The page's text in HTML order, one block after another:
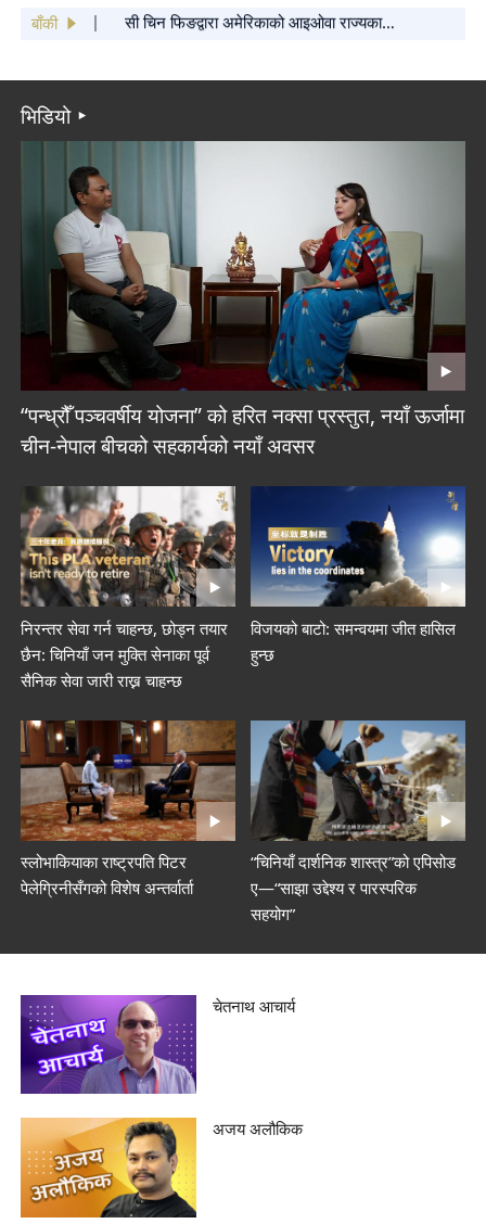
बाँकी
सार्वजनिक
सी चिन फिङद्वारा अमेरिकाको आइओवा राज्यका
क्षेत्रमा पठाइएका पहिलो खेपको राहत सामग्री पुग्यो
भिडियो
“पन्ध्रौँ पञ्चवर्षीय योजना” को हरित नक्सा प्रस्तुत, नयाँ ऊर्जामा
चीन-नेपाल बीचको सहकार्यको नयाँ अवसर
निरन्तर सेवा गर्न चाहन्छ, छोड्न तयार
छैन: चिनियाँ जन मुक्ति सेनाका पूर्व
सैनिक सेवा जारी राख्न चाहन्छ
विजयको बाटो: समन्वयमा जीत हासिल
हुन्छ
स्लोभाकियाका राष्ट्रपति पिटर
पेलेग्रिनीसँगको विशेष अन्तर्वार्ता
“चिनियाँ दार्शनिक शास्त्र”को एपिसोड
ए—“साझा उद्देश्य र पारस्परिक
सहयोग”
चेतनाथ आचार्य
अजय अलौकिक